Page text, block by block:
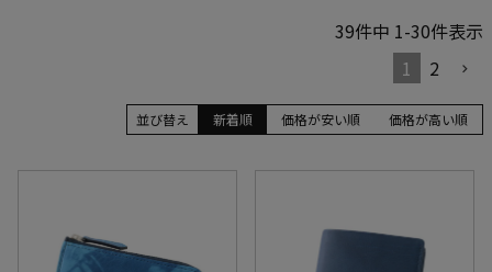
並び替え 価格が安い順 価格が高い順
新着順
39件中 1-30件表示
1
2